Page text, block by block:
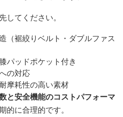
してください。
（裾絞りベルト・ダブルファス
パッドポケット付き
の対応
摩耗性の高い素材
と安全機能のコストパフォーマ
的に合理的です。